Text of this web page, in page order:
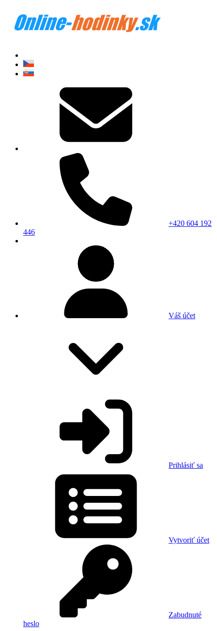
+420 604 192
446
Váš účet
Prihlásiť sa
Vytvoriť účet
Zabudnuté
heslo